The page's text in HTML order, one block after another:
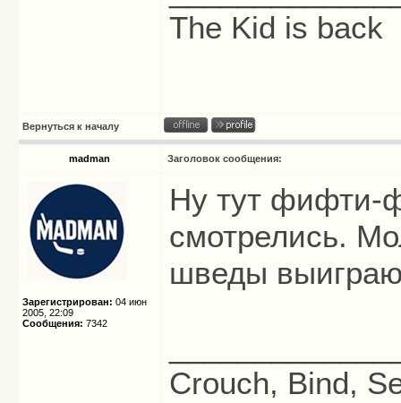
The Kid is back
Вернуться к началу
madman Заголовок сообщения:
Зарегистрирован: 04 июн
2005, 22:09
Сообщения: 7342
Ну тут фифти-
смотрелись.
шведы
Crouch, Bind,